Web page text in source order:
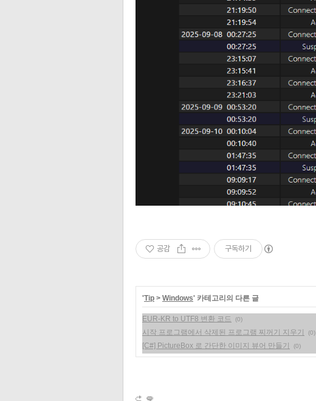
공감 구독하기
'Tip > Windows' 카테고리의 다른 글
EUR-KR to UTF8 변환 코드 (0)
시작 프로그램에서 삭제된 프로그램 찌꺼기 지우기 (0)
[C#] PictureBox 로 간단한 이미지 뷰어 만들기 (0)